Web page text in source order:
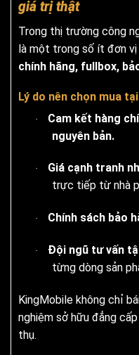
giá trị thật
Trong thị trường công
là một trong số ít đơn
chính hãng, fullbox,
Lý do nên chọn mua
·
Cam kết hàng
nguyên bản.
· Giá cạnh tranh
trực tiếp từ nhà
· Chính sách bảo
· Đội ngũ tư vấn
từng dòng sản
KingMobile không chỉ
nghiệm sở hữu đẳng
thụ.